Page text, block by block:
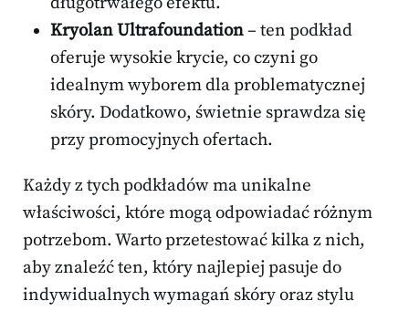
Kryolan Ultrafoundation– ten podkład
oferuje wysokie krycie, co czyni go
idealnym wyborem dla problematycznej
skóry. Dodatkowo, świetnie sprawdza się
przy promocyjnych ofertach.
Każdy z tych podkładów ma unikalne
właściwości, które mogą odpowiadać różnym
potrzebom. Warto przetestować kilka z nich,
aby znaleźć ten, który najlepiej pasuje do
indywidualnych wymagań skóry oraz stylu